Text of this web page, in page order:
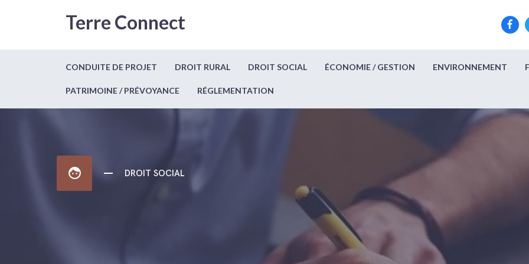
Terre Connect
CONDUITE DE PROJET DROIT RURAL DROIT SOCIAL ÉCONOMIE / GESTION ENVIRONNEMENT
PATRIMOINE / PRÉVOYANCE RÉGLEMENTATION
face DROIT SOCIAL